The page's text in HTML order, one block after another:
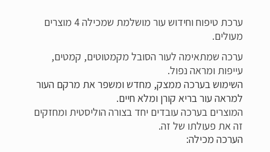
ערכת טיפוח וחידוש עור מושלמת שמכילה 4 מוצרים
מעולים.
ערכה שמתאימה לעור הסובל מקמטוטים, קמטים,
עייפות ומראה נפול.
השימוש בערכה ממצק, מחדש ומשפר את מרקם העור
למראה עור בריא קורן ומלא חיים.
המוצרים בערכה עובדים יחד בצורה הוליסטית ומחזקים
זה את פעולתו של זה.
הערכה מכילה: